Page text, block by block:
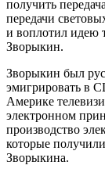
получить
передачи
и воплотил идею
Зворыкин.
Зворыкин был
эмигрировать в
Америке
электронном
производство
которые
Зворыкина.